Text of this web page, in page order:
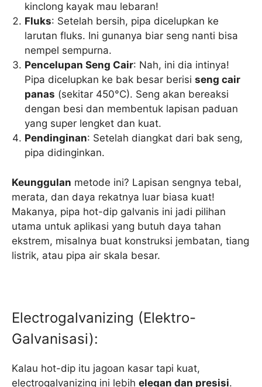
kinclong kayak mau lebaran!
Fluks: Setelah bersih, pipa dicelupkan ke
larutan fluks. Ini gunanya biar seng nanti bisa
nempel sempurna.
Pencelupan Seng Cair: Nah, ini dia intinya!
Pipa dicelupkan ke bak besar berisiseng cair
panas (sekitar 450°C). Seng akan bereaksi
dengan besi dan membentuk lapisan paduan
yang super lengket dan kuat.
Pendinginan: Setelah diangkat dari bak seng,
pipa didinginkan.
Keunggulan metode ini? Lapisan sengnya tebal,
merata, dan daya rekatnya luar biasa kuat!
Makanya, pipa hot-dip galvanis ini jadi pilihan
utama untuk aplikasi yang butuh daya tahan
ekstrem, misalnya buat konstruksi jembatan, tiang
listrik, atau pipa air skala besar.
Electrogalvanizing (Elektro-
Galvanisasi):
Kalau hot-dip itu jagoan kasar tapi kuat,
electrogalvanizing ini lebih elegan dan presisi.